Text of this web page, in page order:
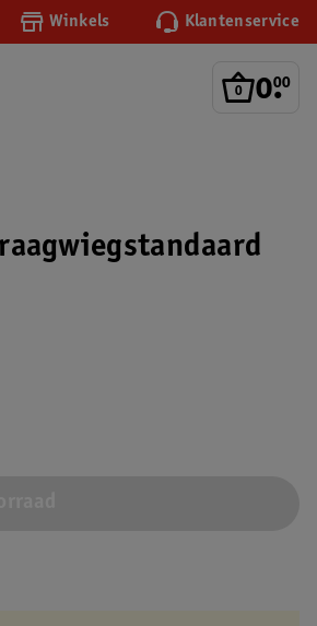
Winkels Klantenservice
0.
00